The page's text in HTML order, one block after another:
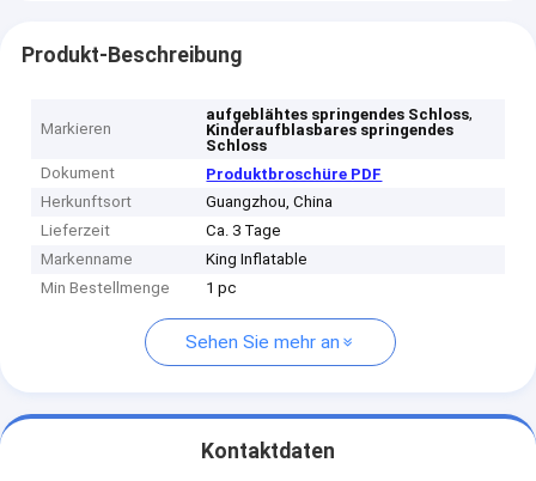
Produkt-Beschreibung
Markieren
aufgeblähtes springendes Schloss,
Kinderaufblasbares springendes
Schloss
Dokument
Produktbroschüre PDF
Herkunftsort
Guangzhou, China
Lieferzeit
Ca. 3 Tage
Markenname
King Inflatable
Min Bestellmenge
1 pc
Sehen Sie mehr an
Kontaktdaten